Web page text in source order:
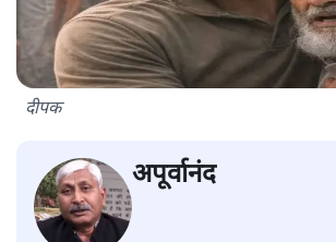
दीपक
अपूर्वानंद